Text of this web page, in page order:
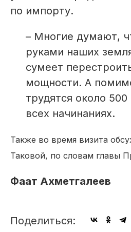
по импорту.
– Многие думают,
руками наших
сумеет
мощности. А
трудятся около
всех начинаниях.
Также во время визита
Таковой, по словам главы
Фаат Ахметгалеев
Поделиться: